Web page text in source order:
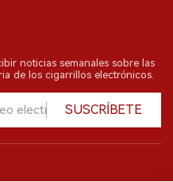
noticias semanales sobre las
de los cigarrillos electrónicos.
SUSCRÍBETE